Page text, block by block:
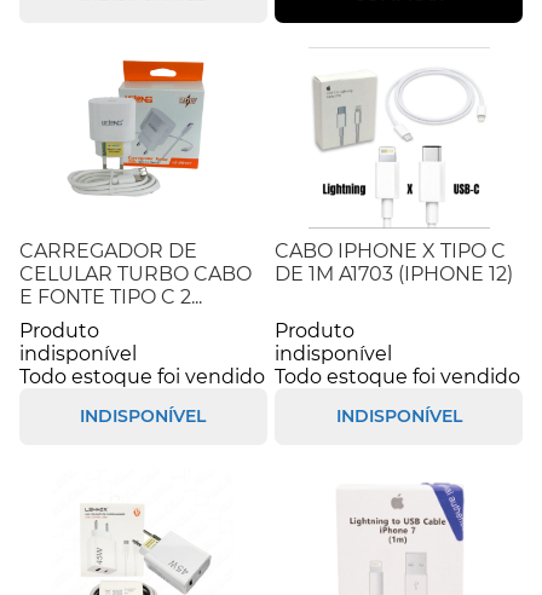
CARREGADOR DE
CELULAR TURBO CABO
E FONTE TIPO C 2...
Produto
indisponível
Todo estoque foi vendido
INDISPONÍVEL
CABO IPHONE X TIPO C
DE 1M A1703 (IPHONE 12)
Produto
indisponível
Todo estoque foi vendido
INDISPONÍVEL